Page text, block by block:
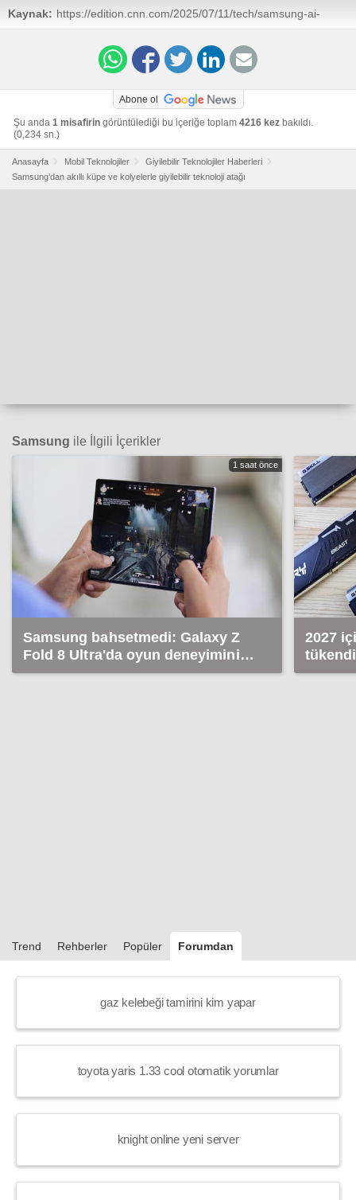
Kaynak: https://edition.cnn.com/2025/07/11/tech/samsung-ai-
earrings-necklaces
Abone ol
Şu anda 1 misafirin görüntülediği bu içeriğe toplam 4216 kez bakıldı.
(0,234 sn.)
Anasayfa Mobil Teknolojiler
Giyilebilir Teknolojiler Haberleri
Samsung’dan akıllı küpe ve kolyelerle giyilebilir teknoloji atağı
Samsung ile İlgili İçerikler
1 saat önce
Samsung bahsetmedi: Galaxy Z
Fold 8 Ultra'da oyun deneyimini
etkileyecek detay!
2027
Trend Rehberler Popüler Forumdan
gaz kelebeği tamirini kim yapar
toyota yaris 1.33 cool otomatik yorumlar
knight online yeni server